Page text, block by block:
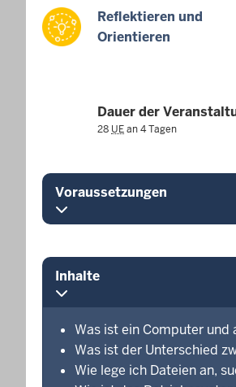
hier
Reflektieren und
Orientieren
Dauer der
28 UEan 4 Tagen
Voraussetzungen
Inhalte
Was ist ein Computer und
Was ist der Unterschied
Wie lege ich Dateien an,